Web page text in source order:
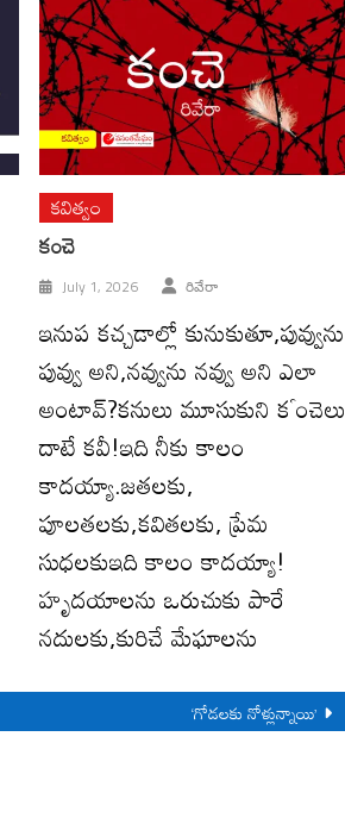
కవిత్వం
కంచె
July 1, 2026 రివేరా
ఇనుప కచ్చడాల్లో కునుకుతూ,పువ్వును
పువ్వు అని,నవ్వును నవ్వు అని ఎలా
అంటావ్?కనులు మూసుకుని కౕంచెలు
దాటే కవీ!ఇది నీకు కాలం
కాదయ్యా.జతలకు,
పూలతలకు,కవితలకు, ప్రేమ
సుధలకుఇది కాలం కాదయ్యా!
హృదయాలను ఒరుచుకు పారే
నదులకు,కురిచే మేఘాలను
‘గోడలకు నోళ్లున్నాయి’